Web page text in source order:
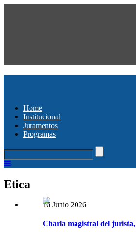
Home
Institucional
Juramentos
Programas
Etica
16 Junio 2026
Charla magistral del